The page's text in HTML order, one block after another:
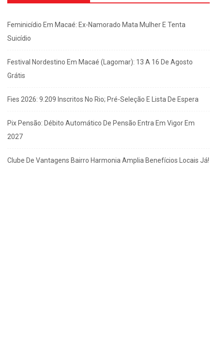
Feminicídio Em Macaé: Ex-Namorado Mata Mulher E Tenta
Suicídio
Festival Nordestino Em Macaé (Lagomar): 13 A 16 De Agosto
Grátis
Fies 2026: 9.209 Inscritos No Rio; Pré-Seleção E Lista De Espera
Pix Pensão: Débito Automático De Pensão Entra Em Vigor Em
2027
Clube De Vantagens Bairro Harmonia Amplia Benefícios Locais Já!